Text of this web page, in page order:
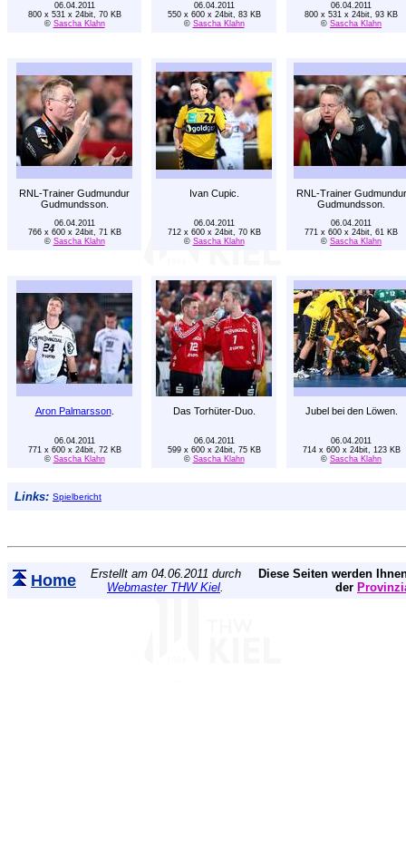
06.04.2011
800 x 531 x 24bit, 70 KB
© Sascha Klahn
06.04.2011
550 x 600 x 24bit, 83 KB
© Sascha Klahn
06.04.2011
800 x 531 x 24bit, 93 KB
© Sascha Klahn
RNL-Trainer Gudmundur
Gudmundsson.
Ivan Cupic.
RNL-Trainer Gudmundur
Gudmundsson.
06.04.2011
766 x 600 x 24bit, 71 KB
© Sascha Klahn
06.04.2011
712 x 600 x 24bit, 70 KB
© Sascha Klahn
06.04.2011
771 x 600 x 24bit, 61 KB
© Sascha Klahn
Aron Palmarsson. Das Torhüter-Duo. Jubel bei den Löwen.
06.04.2011
771 x 600 x 24bit, 72 KB
© Sascha Klahn
06.04.2011
599 x 600 x 24bit, 75 KB
© Sascha Klahn
06.04.2011
714 x 600 x 24bit, 123 KB
© Sascha Klahn
Links: Spielbericht
Home
Erstellt am 04.06.2011 durch
Webmaster THW Kiel.
Diese Seiten werden
der